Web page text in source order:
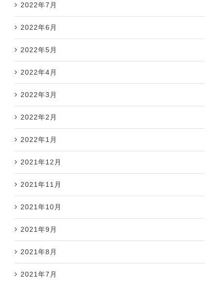
2022年7月
2022年6月
2022年5月
2022年4月
2022年3月
2022年2月
2022年1月
2021年12月
2021年11月
2021年10月
2021年9月
2021年8月
2021年7月